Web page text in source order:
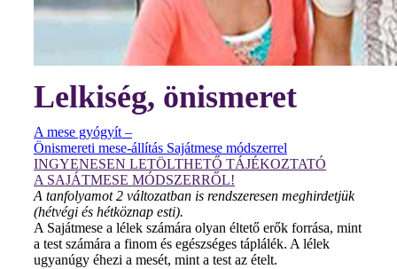
Lelkiség, önismeret
A mese gyógyít –
Önismereti mese-állítás Sajátmese módszerrel
INGYENESEN LETÖLTHETŐ TÁJÉKOZTATÓ
A SAJÁTMESE MÓDSZERRŐL!
A tanfolyamot 2 változatban is rendszeresen meghirdetjük
(hétvégi és hétköznap esti).
A Sajátmese a lélek számára olyan éltető erők forrása, mint
a test számára a finom és egészséges táplálék. A lélek
ugyanúgy éhezi a mesét, mint a test az ételt.